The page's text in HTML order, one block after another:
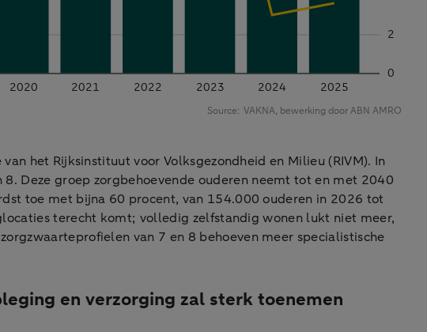
het Rijksinstituut voor Volksgezondheid en Milieu (RIVM). In
Deze groep zorgbehoevende ouderen neemt tot en met 2040
toe met bijna 60 procent, van 154.000 ouderen in 2026 tot
terecht komt; volledig zelfstandig wonen lukt niet meer,
van 7 en 8 behoeven meer specialistische